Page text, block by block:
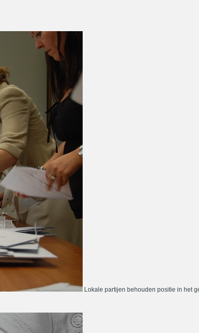
Lokale partijen behouden positie in het